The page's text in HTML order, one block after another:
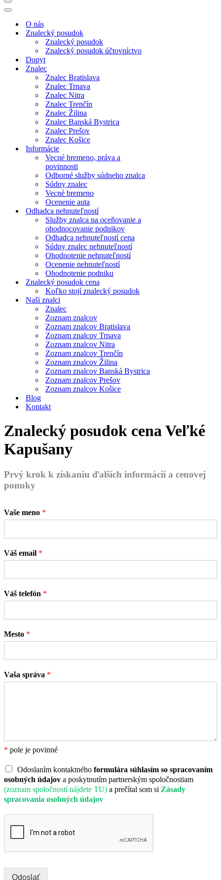
Menu
navigácie
Menu
navigácieO nás
Znalecký posudok
Znalecký posudok
Znalecký posudok účtovníctvo
Dopyt
Znalec
Znalec Bratislava
Znalec Trnava
Znalec Nitra
Znalec Trenčín
Znalec Žilina
Znalec Banská Bystrica
Znalec Prešov
Znalec Košice
Informácie
Vecné bremeno, práva a
povinnosti
Odborné služby súdneho znalca
Súdny znalec
Vecné bremeno
Ocenenie auta
Odhadca nehnuteľností
Služby znalca na oceňovanie a
ohodnocovanie podnikov
Odhadca nehnuteľností cena
Súdny znalec nehnuteľností
Ohodnotenie nehnuteľností
Ocenenie nehnuteľností
Ohodnotenie podniku
Znalecký posudok cena
Koľko stojí znalecký posudok
Naši znalci
Znalec
Zoznam znalcov
Zoznam znalcov Bratislava
Zoznam znalcov Trnava
Zoznam znalcov Nitra
Zoznam znalcov Trenčín
Zoznam znalcov Žilina
Zoznam znalcov Banská Bystrica
Zoznam znalcov Prešov
Zoznam znalcov Košice
Blog
Kontakt
Znalecký posudok cena Veľké
Kapušany
Prvý krok k získaniu ďalších informácií a cenovej
ponuky
Vaše meno *
Váš email *
Váš telefón *
Mesto *
Vaša správa *
* pole je povinné
Odoslaním kontaktného formulára súhlasím so spracovaním
osobných údajov a poskytnutím partnerským spoločnostiam
(zoznam spoločností nájdete TU) a prečítal som si Zásady
spracovania osobných údajov
Odoslať